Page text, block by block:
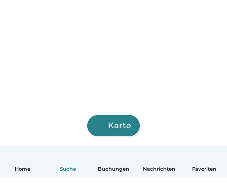
Home Suche Buchungen Nachrichten Favoriten
Karte